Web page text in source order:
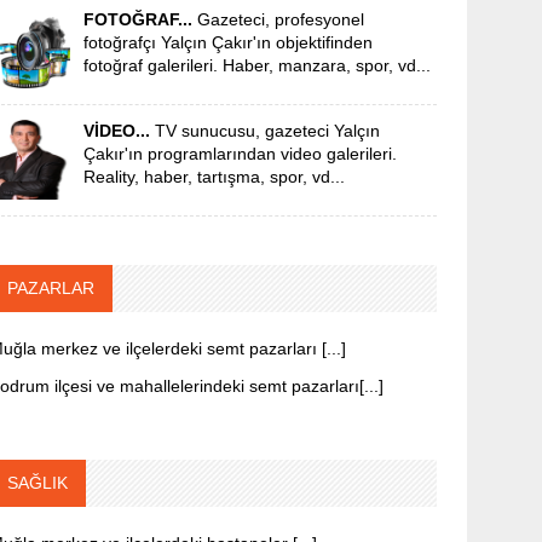
FOTOĞRAF... Gazeteci, profesyonel
fotoğrafçı Yalçın Çakır'ın objektifinden
fotoğraf galerileri. Haber, manzara, spor, vd...
VİDEO... TV sunucusu, gazeteci Yalçın
Çakır'ın programlarından video galerileri.
Reality, haber, tartışma, spor, vd...
PAZARLAR
merkez ve ilçelerdeki semt pazarları [...]
ilçesi ve mahallelerindeki semt pazarları[...]
SAĞLIK